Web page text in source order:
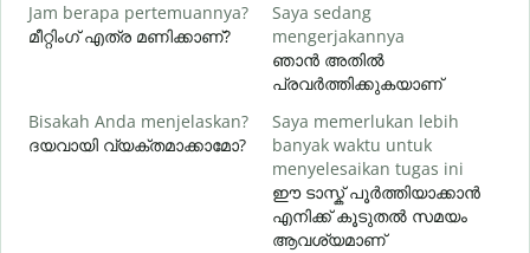
Jam berapa pertemuannya?
മീറ്റിംഗ് എത്ര മണിക്കാണ്?
Saya sedang
mengerjakannya
ഞാൻ അതിൽ
പ്രവർത്തിക്കുകയാണ്
Bisakah Anda menjelaskan?
ദയവായി വ്യക്തമാക്കാമോ?
Saya memerlukan lebih
banyak waktu untuk
menyelesaikan tugas ini
ഈ ടാസ്ക് പൂർത്തിയാക്കാൻ
എനിക്ക് കൂടുതൽ സമയം
ആവശ്യമാണ്